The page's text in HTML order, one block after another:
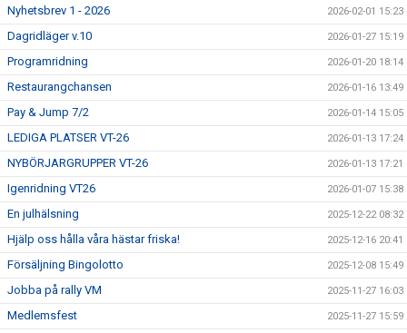
Nyhetsbrev 1 - 2026 2026-02-01 15:23
Dagridläger v.10 2026-01-27 15:19
Programridning 2026-01-20 18:14
Restaurangchansen 2026-01-16 13:49
Pay & Jump 7/2 2026-01-14 15:05
LEDIGA PLATSER VT-26 2026-01-13 17:24
NYBÖRJARGRUPPER VT-26 2026-01-13 17:21
Igenridning VT26 2026-01-07 15:38
En julhälsning 2025-12-22 08:32
Hjälp oss hålla våra hästar friska! 2025-12-16 20:41
Försäljning Bingolotto 2025-12-08 15:49
Jobba på rally VM 2025-11-27 16:03
Medlemsfest 2025-11-27 15:59